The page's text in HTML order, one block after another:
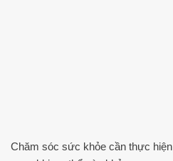
Chăm sóc sức khỏe cần thực hiện